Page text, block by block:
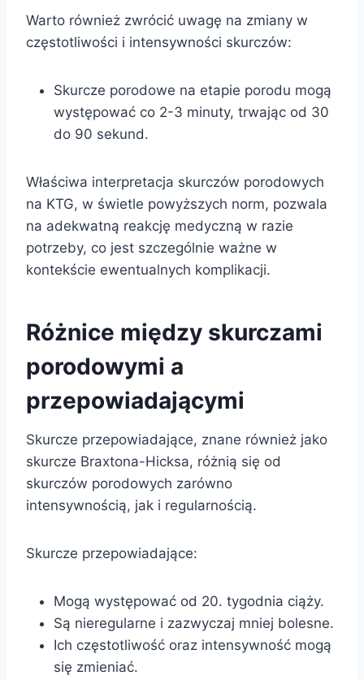
Warto również zwrócić uwagę na zmiany w
częstotliwości i intensywności skurczów:
Skurcze porodowe na etapie porodu mogą
występować co 2-3 minuty, trwając od 30
do 90 sekund.
Właściwa interpretacja skurczów porodowych
na KTG, w świetle powyższych norm, pozwala
na adekwatną reakcję medyczną w razie
potrzeby, co jest szczególnie ważne w
kontekście ewentualnych komplikacji.
Różnice między skurczami
porodowymi a
przepowiadającymi
Skurcze przepowiadające, znane również jako
skurcze Braxtona-Hicksa, różnią się od
skurczów porodowych zarówno
intensywnością, jak i regularnością.
Skurcze przepowiadające:
Mogą występować od 20. tygodnia ciąży.
Są nieregularne i zazwyczaj mniej bolesne.
Ich częstotliwość oraz intensywność mogą
się zmieniać.